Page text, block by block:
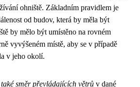
ohniště. Základním pravidlem je
od budov, která by měla být
by mělo být umístěno na rovném
vyvýšeném místě, aby se v případě
v jeho okolí.
směr převládajících větrů v dané